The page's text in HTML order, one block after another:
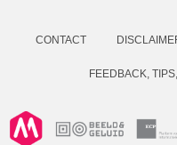
CONTACT
FEEDBACK,